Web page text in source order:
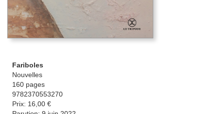
Fariboles
Nouvelles
160 pages
9782370553270
Prix: 16,00 €